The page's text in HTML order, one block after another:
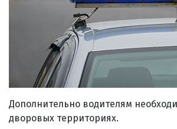
Дополнительно водителям
дворовых территориях.